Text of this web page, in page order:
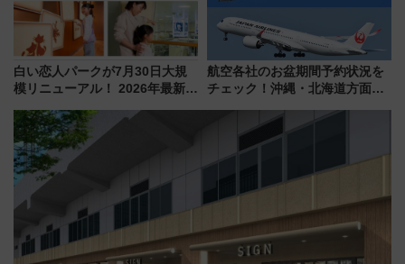
白い恋人パークが7月30日大規
模リニューアル！ 2026年最新の
と料金・アクセスを徹底解説
（札幌市）
航空各社のお盆期間予約状況を
チェック！沖縄・北海道方面は